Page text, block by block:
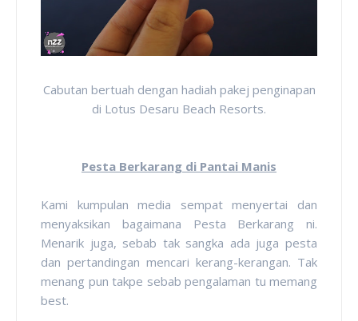
Cabutan bertuah dengan hadiah pakej penginapan
di Lotus Desaru Beach Resorts.
Pesta Berkarang di Pantai Manis
Kami kumpulan media sempat menyertai dan
menyaksikan bagaimana Pesta Berkarang ni.
Menarik juga, sebab tak sangka ada juga pesta
dan pertandingan mencari kerang-kerangan. Tak
menang pun takpe sebab pengalaman tu memang
best.